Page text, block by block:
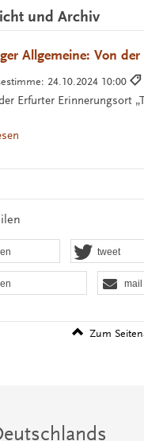
und Archiv
Allgemeine: Von
24.10.2024 10:00
Erfurter Erinnerungsort
tweet
mail
Zum